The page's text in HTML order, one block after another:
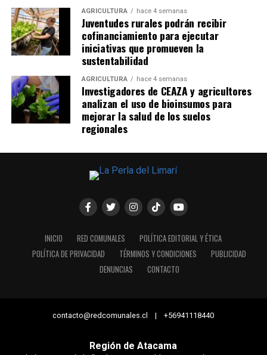
AGRICULTURA hace 4 semanas
Juventudes rurales podrán recibir
cofinanciamiento para ejecutar
iniciativas que promueven la
sustentabilidad
AGRICULTURA hace 4 semanas
Investigadores de CEAZA y agricultores
analizan el uso de bioinsumos para
mejorar la salud de los suelos
regionales
INICIO RED COMUNALES
POLÍTICA EDITORIAL Y ÉTICA
POLÍTICA DE PRIVACIDAD
TÉRMINOS Y CONDICIONES
PUBLICIDAD
DENUNCIAS
CONTACTO
contacto@redcomunales.cl | +56941118440
Región de Atacama